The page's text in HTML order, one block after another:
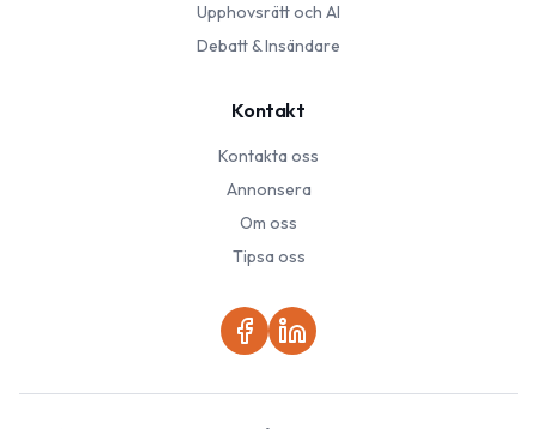
Upphovsrätt och AI
Debatt & Insändare
Kontakt
Kontakta oss
Annonsera
Om oss
Tipsa oss